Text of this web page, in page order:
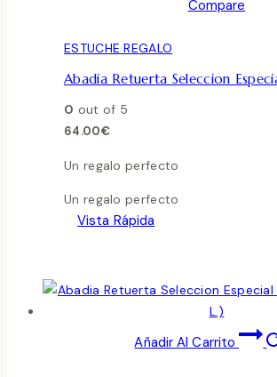
Compare
ESTUCHE REGALO
Abadia Retuerta Seleccion
0 out of 5
64.00€
Un regalo perfecto
Un regalo perfecto
Vista Rápida
Añadir Al Carrito